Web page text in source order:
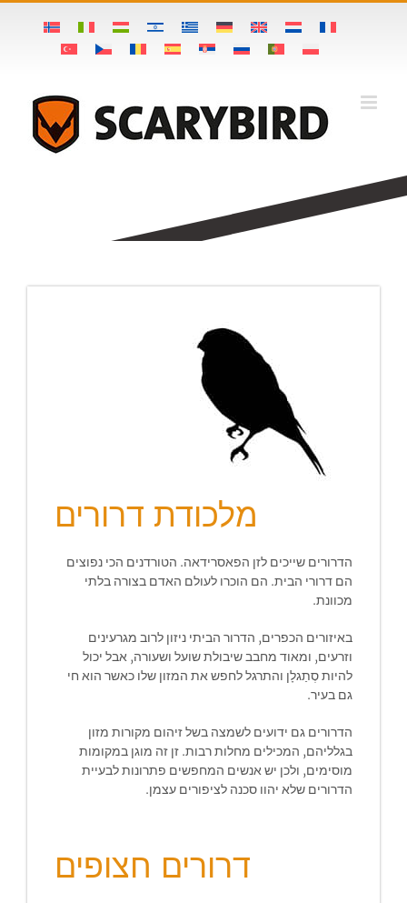
Skip
מלכודת דרורים
הדרורים שייכים לזן הפאסרידאה. הטורדנים הכי נפוצים
הם דרורי הבית. הם הוכרו לעולם האדם בצורה בלתי
מכוונת.
באיזורים הכפרים, הדרור הביתי ניזון לרוב מגרעינים
וזרעים, ומאוד מחבב שיבולת שועל ושעורה, אבל יכול
להיות סְתַגלָן והתרגל לחפש את המזון שלו כאשר הוא חי
גם בעיר.
הדרורים גם ידועים לשמצה בשל זיהום מקורות מזון
בגלליהם, המכילים מחלות רבות. זן זה מוגן במקומות
מוסימים, ולכן יש אנשים המחפשים פתרונות לבעיית
הדרורים שלא יהוו סכנה לציפורים עצמן.
דרורים חצופים